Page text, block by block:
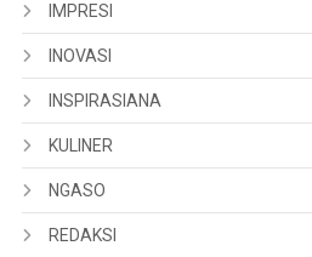
IMPRESI
INOVASI
INSPIRASIANA
KULINER
NGASO
REDAKSI